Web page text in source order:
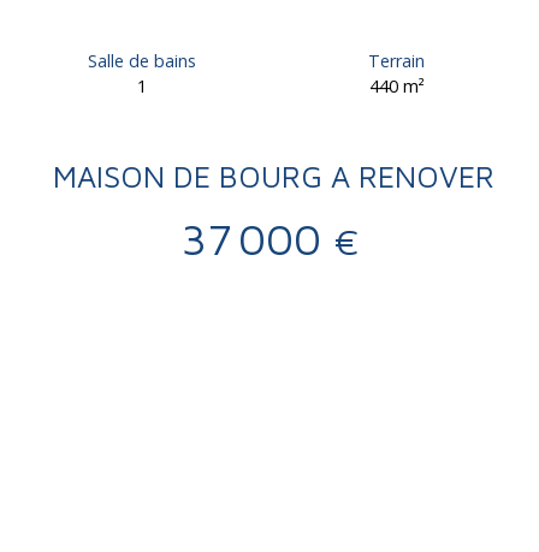
Salle de bains
1
Terrain
440 m²
MAISON DE BOURG A RENOVER
37 000 €